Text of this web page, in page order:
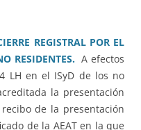
REGISTRAL POR EL
RESIDENTES. A efectos
LH en el ISyD de los no
la presentación
de la presentación
de la AEAT en la que